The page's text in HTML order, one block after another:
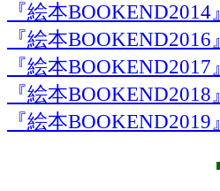
『絵本BOOKEND2014
『絵本BOOKEND2016
『絵本BOOKEND2017
『絵本BOOKEND2018
『絵本BOOKEND2019